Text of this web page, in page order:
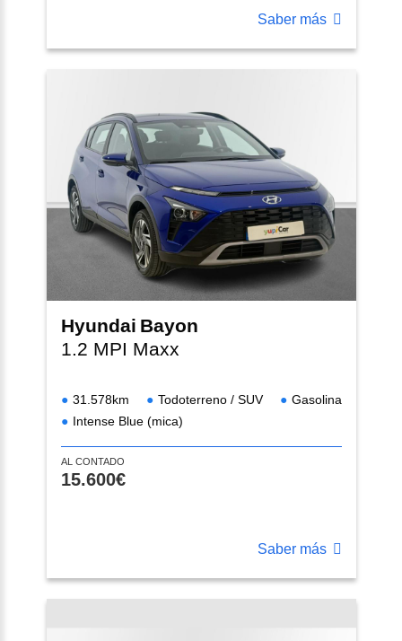
Saber más
Hyundai Bayon
1.2 MPI Maxx
31.578km Todoterreno / SUV
Gasolina
Intense Blue (mica)
AL CONTADO
15.600€
Saber más